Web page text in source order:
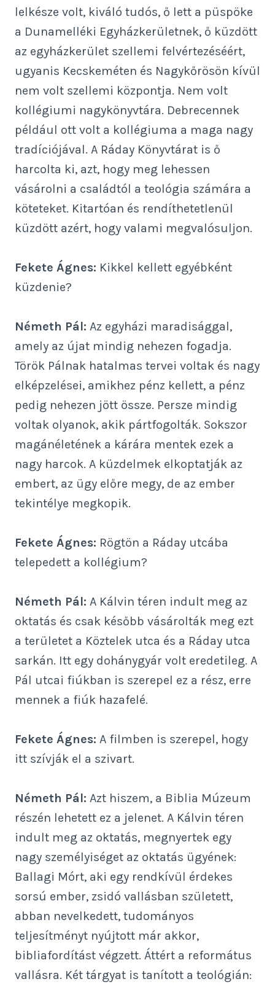
lelkésze volt, kiváló tudós, ő lett a püspöke
a Dunamelléki Egyházkerületnek, ő küzdött
az egyházkerület szellemi felvértezéséért,
ugyanis Kecskeméten és Nagykőrösön kívül
nem volt szellemi központja. Nem volt
kollégiumi nagykönyvtára. Debrecennek
például ott volt a kollégiuma a maga nagy
tradíciójával. A Ráday Könyvtárat is ő
harcolta ki, azt, hogy meg lehessen
vásárolni a családtól a teológia számára a
köteteket. Kitartóan és rendíthetetlenül
küzdött azért, hogy valami megvalósuljon.
Fekete Ágnes: Kikkel kellett egyébként
küzdenie?
Németh Pál: Az egyházi maradisággal,
amely az újat mindig nehezen fogadja.
Török Pálnak hatalmas tervei voltak és nagy
elképzelései, amikhez pénz kellett, a pénz
pedig nehezen jött össze. Persze mindig
voltak olyanok, akik pártfogolták. Sokszor
magánéletének a kárára mentek ezek a
nagy harcok. A küzdelmek elkoptatják az
embert, az ügy előre megy, de az ember
tekintélye megkopik.
Fekete Ágnes: Rögtön a Ráday utcába
telepedett a kollégium?
Németh Pál: A Kálvin téren indult meg az
oktatás és csak később vásárolták meg ezt
a területet a Köztelek utca és a Ráday utca
sarkán. Itt egy dohánygyár volt eredetileg. A
Pál utcai fiúkban is szerepel ez a rész, erre
mennek a fiúk hazafelé.
Fekete Ágnes: A filmben is szerepel, hogy
itt szívják el a szivart.
Németh Pál: Azt hiszem, a Biblia Múzeum
részén lehetett ez a jelenet. A Kálvin téren
indult meg az oktatás, megnyertek egy
nagy személyiséget az oktatás ügyének:
Ballagi Mórt, aki egy rendkívül érdekes
sorsú ember, zsidó vallásban született,
abban nevelkedett, tudományos
teljesítményt nyújtott már akkor,
bibliafordítást végzett. Áttért a református
vallásra. Két tárgyat is tanított a teológián: